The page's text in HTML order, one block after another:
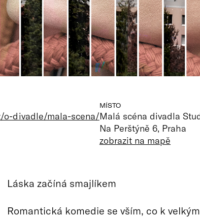
o-divadle/mala-scena/
MÍSTO
Malá scéna divadla
Na Perštýně 6, Praha
zobrazit na mapě
Láska začíná smajlíkem
Romantická komedie se vším, co k